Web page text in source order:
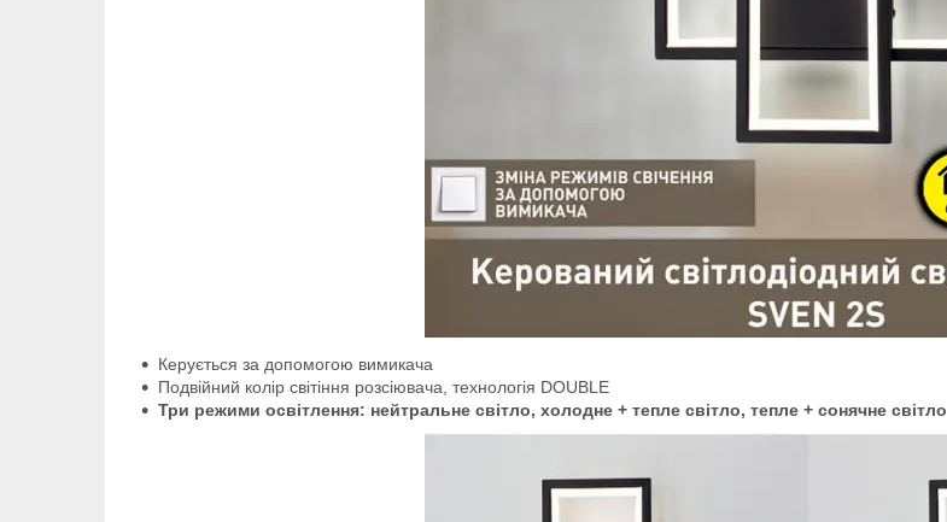
Керується за допомогою вимикача
Подвійний колір світіння розсіювача, технологія DOUBLE
Три режими освітлення: нейтральне світло, холодне + тепле світло, тепле + сонячне світло